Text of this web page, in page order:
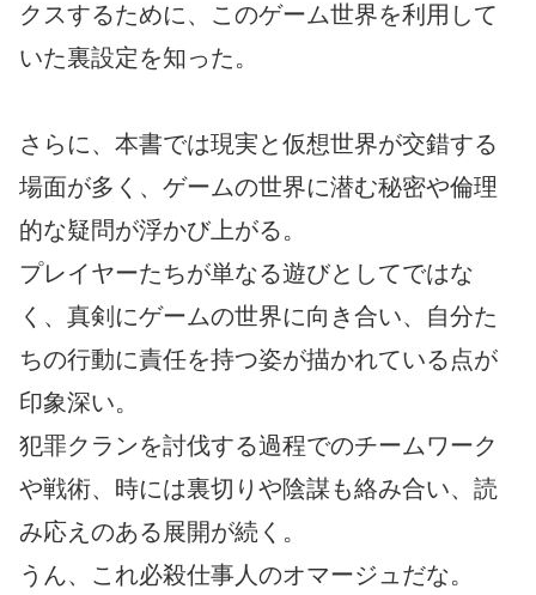
クスするために、このゲーム世界を利用して
いた裏設定を知った。
さらに、本書では現実と仮想世界が交錯する
場面が多く、ゲームの世界に潜む秘密や倫理
的な疑問が浮かび上がる。
プレイヤーたちが単なる遊びとしてではな
く、真剣にゲームの世界に向き合い、自分た
ちの行動に責任を持つ姿が描かれている点が
印象深い。
犯罪クランを討伐する過程でのチームワーク
や戦術、時には裏切りや陰謀も絡み合い、読
み応えのある展開が続く。
うん、これ必殺仕事人のオマージュだな。